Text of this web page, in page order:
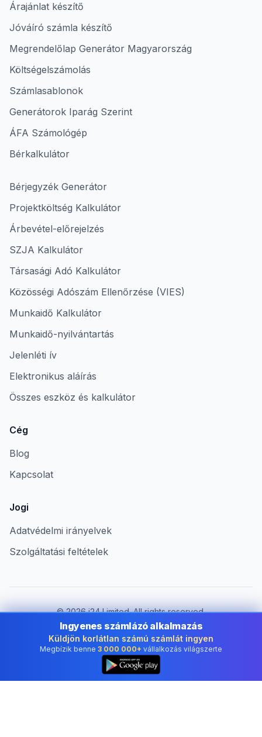
Árajánlat készítő
Jóváíró számla készítő
Megrendelőlap Generátor Magyarország
Költségelszámolás
Számlasablonok
Generátorok Iparág Szerint
ÁFA Számológép
Bérkalkulátor
Bérjegyzék Generátor
Projektköltség Kalkulátor
Árbevétel-előrejelzés
SZJA Kalkulátor
Társasági Adó Kalkulátor
Közösségi Adószám Ellenőrzése (VIES)
Munkaidő Kalkulátor
Munkaidő-nyilvántartás
Jelenléti ív
Elektronikus aláírás
Összes eszköz és kalkulátor
Cég
Blog
Kapcsolat
Jogi
Adatvédelmi irányelvek
Szolgáltatási feltételek
©2026i24 Limited. All rights reserved.
Vállalkozások számára Hungary területén
Ország módosítása:
Hungary
Ingyenes számlázó alkalmazás
Küldjön korlátlan számú számlát ingyen
Megbízik benne 3 000 000+ vállalkozás világszerte